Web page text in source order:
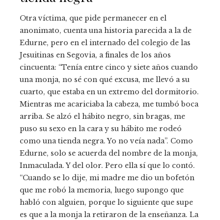
Otra víctima, que pide permanecer en el
anonimato, cuenta una historia parecida a la de
Edurne, pero en el internado del colegio de las
Jesuitinas en Segovia, a finales de los años
cincuenta: “Tenía entre cinco y siete años cuando
una monja, no sé con qué excusa, me llevó a su
cuarto, que estaba en un extremo del dormitorio.
Mientras me acariciaba la cabeza, me tumbó boca
arriba. Se alzó el hábito negro, sin bragas, me
puso su sexo en la cara y su hábito me rodeó
como una tienda negra. Yo no veía nada”. Como
Edurne, solo se acuerda del nombre de la monja,
Inmaculada. Y del olor. Pero ella sí que lo contó.
“Cuando se lo dije, mi madre me dio un bofetón
que me robó la memoria, luego supongo que
habló con alguien, porque lo siguiente que supe
es que a la monja la retiraron de la enseñanza. La